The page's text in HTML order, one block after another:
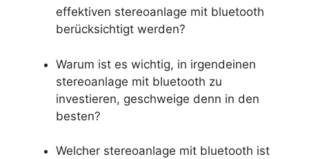
effektiven stereoanlage mit bluetooth
berücksichtigt werden?
Warum ist es wichtig, in irgendeinen
stereoanlage mit bluetooth zu
investieren, geschweige denn in den
besten?
Welcher stereoanlage mit bluetooth ist